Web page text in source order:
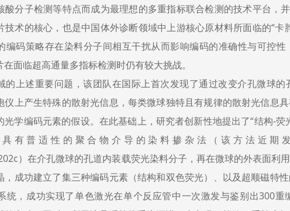
酸分子检测等特点而成为最理想的多重指标联合检测的技术平台，
技术的核心，也是中国体外诊断领域中上游核心原材料所面临的“卡
编码策略存在染料分子间相互干扰从而影响编码的准确性与可控
面临超高通量多指标检测时仍有较大挑战。
的上述重要问题，该团队在国际上首次发现了通过改变介孔微球
仪上产生特殊的散射光信息，每类微球独特且有规律的散射光信息
光学编码元素的假设。在此基础上，研究者创新性地提出了“结构-
有普适性的聚合物介导的染料掺杂法（该方法近期发
）在介孔微球的孔道内装载荧光染料分子，再在微球的外表面利
，成功建立了集三种编码元素（结构和双色荧光）、以及超顺磁特
统，成功实现了单色激光在单个反应管中一次激发与鉴别出300